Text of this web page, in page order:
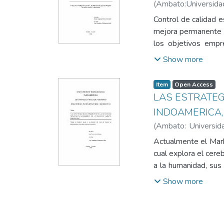
compone de 6
orientación para la
(
Jacqueline Marisol
Control de calidad
mejora
los objetivos
empresas que no
información
la empresa Locoa
ocasionaba
actividades; es
promover la
Funciones y
conclusión la
control en cada
Show more
Item Open Access
LAS
(Ambato:
Marisol
Actualmente el
cual explora el
a la humanidad,
buenShow more